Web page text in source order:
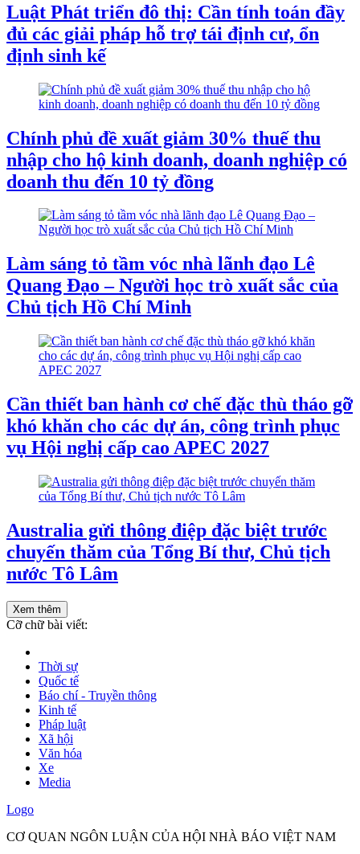
Luật Phát triển đô thị: Cần tính toán đầy
đủ các giải pháp hỗ trợ tái định cư, ổn
định sinh kế
Chính phủ đề xuất giảm 30% thuế thu
nhập cho hộ kinh doanh, doanh nghiệp có
doanh thu đến 10 tỷ đồng
Làm sáng tỏ tầm vóc nhà lãnh đạo Lê
Quang Đạo – Người học trò xuất sắc của
Chủ tịch Hồ Chí Minh
Cần thiết ban hành cơ chế đặc thù tháo gỡ
khó khăn cho các dự án, công trình phục
vụ Hội nghị cấp cao APEC 2027
Australia gửi thông điệp đặc biệt trước
chuyến thăm của Tổng Bí thư, Chủ tịch
nước Tô Lâm
Xem thêm
Cỡ chữ bài viết:
Thời sự
Quốc tế
Báo chí - Truyền thông
Kinh tế
Pháp luật
Xã hội
Văn hóa
Xe
Media
Logo
CƠ QUAN NGÔN LUẬN CỦA HỘI NHÀ BÁO VIỆT NAM